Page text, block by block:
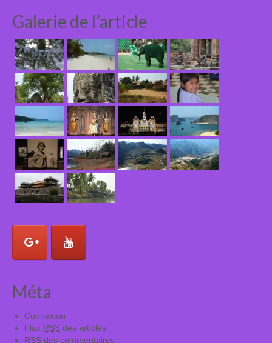
Galerie de l’article
Méta
Connexion
Flux RSS des articles
RSS des commentaires